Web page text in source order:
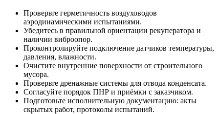
Проверьте герметичность воздуховодов
аэродинамическими испытаниями.
Убедитесь в правильной ориентации рекуператора и
наличии виброопор.
Проконтролируйте подключение датчиков температуры,
давления, влажности.
Очистите внутренние поверхности от строительного
мусора.
Проверьте дренажные системы для отвода конденсата.
Согласуйте порядок ПНР и приёмки с заказчиком.
Подготовьте исполнительную документацию: акты
скрытых работ, протоколы испытаний.